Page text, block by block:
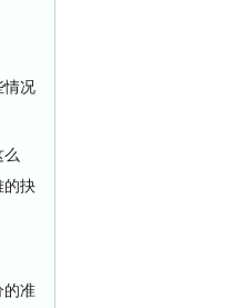
况
的抉
准